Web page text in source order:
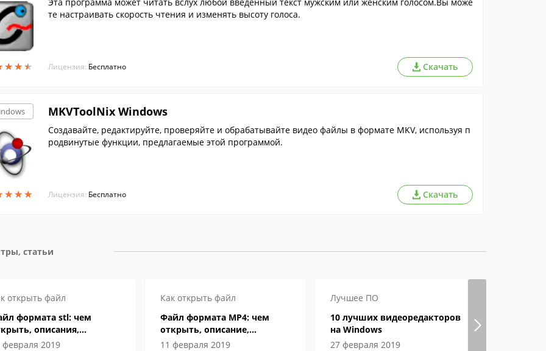
★★★
★★★
те настраивать скорость чтения и изменять высоту голоса.
Лицензия: Бесплатно Скачать
★★★
★★★
MKVToolNix Windows
Создавайте, редактируйте, проверяйте и обрабатывайте видео файлы в формате MKV, используя п
родвинутые функции, предлагаемые этой программой.
Лицензия: Бесплатно Скачать
статьи
открыть файл
формата stl: чем
описания,
февраля 2019
Как открыть файл
Файл формата MP4: чем
открыть, описание,
особенности
11 февраля 2019
Лучшее ПО
10 лучших видеоредакторов
на Windows
27 февраля 2019